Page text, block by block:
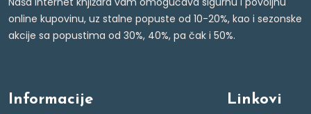
online kupovinu, uz stalne popuste od 10-20%, kao i sezonske
akcije sa popustima od 30%, 40%, pa čak i 50%.
Informacije Linkovi